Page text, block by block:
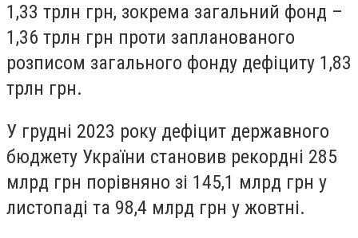
1,33 трлн грн, зокрема загальний фонд –
1,36 трлн грн проти запланованого
розписом загального фонду дефіциту 1,83
трлн грн.
У грудні 2023 року дефіцит державного
бюджету України становив рекордні 285
млрд грн порівняно зі 145,1 млрд грн у
листопаді та 98,4 млрд грн у жовтні.